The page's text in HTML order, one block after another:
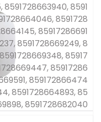
8591
8591728
85917286691
8591728669249, 8
85917
85917286
859172866474
8591728664893, 85
8591728682040